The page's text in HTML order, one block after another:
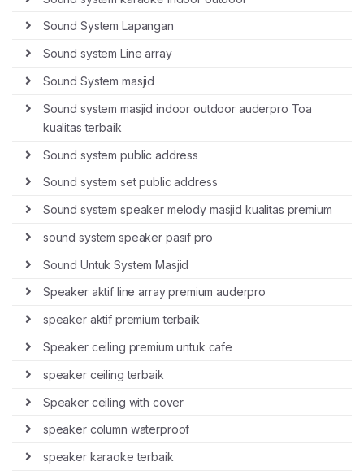
Sound System Lapangan
Sound system Line array
Sound System masjid
Sound system masjid indoor outdoor auderpro Toa
kualitas terbaik
Sound system public address
Sound system set public address
Sound system speaker melody masjid kualitas premium
sound system speaker pasif pro
Sound Untuk System Masjid
Speaker aktif line array premium auderpro
speaker aktif premium terbaik
Speaker ceiling premium untuk cafe
speaker ceiling terbaik
Speaker ceiling with cover
speaker column waterproof
speaker karaoke terbaik